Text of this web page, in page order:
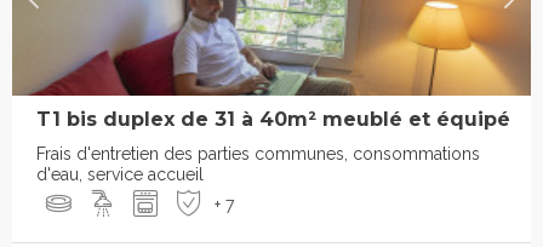
T1 bis duplex de 31 à 40m² meublé et équipé
Frais d'entretien des parties communes, consommations
d'eau, service accueil
+ 7